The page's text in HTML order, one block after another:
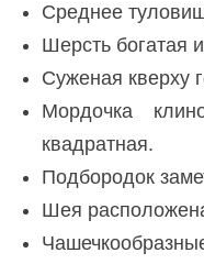
Среднее
Шерсть богатая
Суженая кверху
Мордочка
квадратная.
Подбородок
Шея